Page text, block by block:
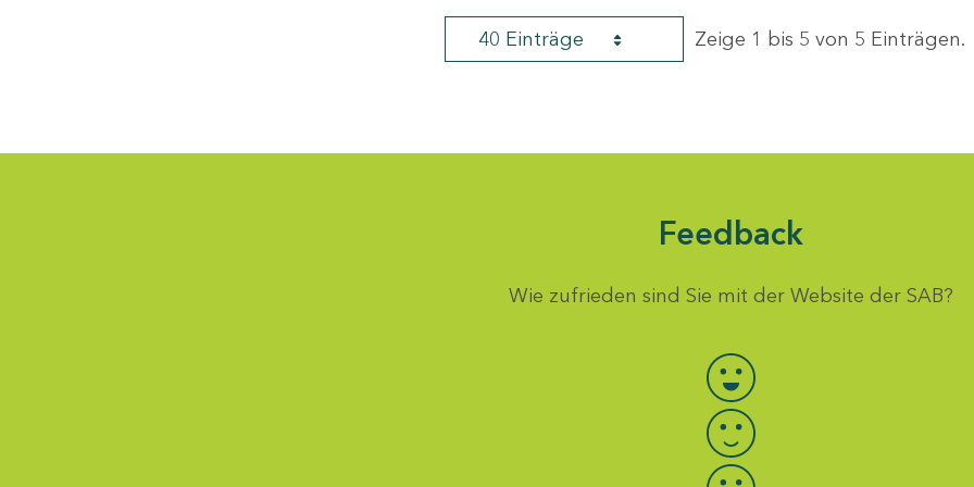
40 Einträge Zeige 1 bis 5 von 5 Einträgen.
Feedback
Wie zufrieden sind Sie mit der Website der SAB?
Bewertung auswählen